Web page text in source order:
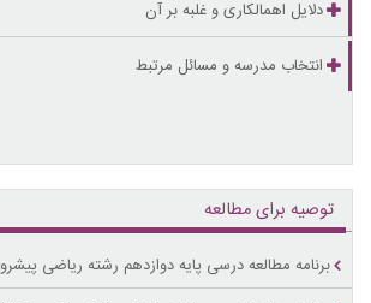
دلایل اهمالکاری و غلبه بر آن
انتخاب مدرسه و مسائل مرتبط
توصیه برای مطالعه
برنامه مطالعه درسی پایه دوازدهم رشته ریاضی پیشرو 18 الی 24 اردیبهشت